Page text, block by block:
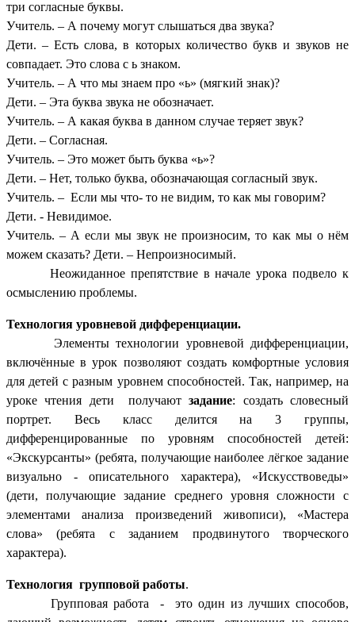
три согласные буквы.
Учитель. – А почему могут слышаться два звука?
Дети. – Есть слова, в которых количество букв и звуков не
совпадает. Это слова с ь знаком.
Учитель. – А что мы знаем про «ь» (мягкий знак)?
Дети. – Эта буква звука не обозначает.
Учитель. – А какая буква в данном случае теряет звук?
Дети. – Согласная.
Учитель. – Это может быть буква «ь»?
Дети. – Нет, только буква, обозначающая согласный звук.
Учитель. – Если мы что- то не видим, то как мы говорим?
Дети. - Невидимое.
Учитель. – А если мы звук не произносим, то как мы о нём
можем сказать? Дети. – Непроизносимый.
Неожиданное препятствие в начале урока подвело к
осмыслению проблемы.
Технология уровневой дифференциации.
Элементы технологии уровневой дифференциации,
включённые в урок позволяют создать комфортные условия
для детей с разным уровнем способностей. Так, например, на
уроке чтения дети получаютзадание: создать словесный
портрет. Весь класс делится на 3 группы,
дифференцированные по уровням способностей детей:
«Экскурсанты» (ребята, получающие наиболее лёгкое задание
визуально - описательного характера), «Искусствоведы»
(дети, получающие задание среднего уровня сложности с
элементами анализа произведений живописи), «Мастера
слова» (ребята с заданием продвинутого творческого
характера).
Технология групповой работы.
Групповая работа - это один из лучших способов,